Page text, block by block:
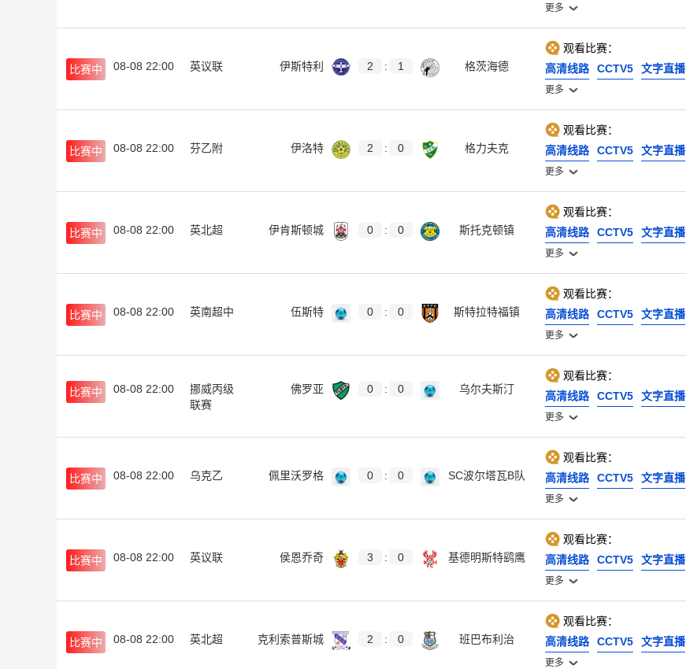
更多
比赛中 08-08 22:00 英议联 伊斯特利 2 : 1 格茨海德
观看比赛：
高清线路
CCTV5 文字直播
更多
比赛中 08-08 22:00 芬乙附 伊洛特 2 : 0 格力夫克
观看比赛：
高清线路
CCTV5 文字直播
更多
比赛中 08-08 22:00 英北超 伊肯斯顿城 0 : 0 斯托克顿镇
观看比赛：
高清线路
CCTV5 文字直播
更多
比赛中 08-08 22:00 英南超中 伍斯特 0 : 0 斯特拉特福镇
观看比赛：
高清线路
CCTV5 文字直播
更多
比赛中 08-08 22:00
挪威丙级
联赛
佛罗亚 0 : 0 乌尔夫斯汀
观看比赛：
高清线路
CCTV5 文字直播
更多
比赛中 08-08 22:00 乌克乙 佩里沃罗格 0 : 0 SC波尔塔瓦B队
观看比赛：
高清线路
CCTV5 文字直播
更多
比赛中 08-08 22:00 英议联 侯恩乔奇 3 : 0 基德明斯特鹞鹰
观看比赛：
高清线路
CCTV5 文字直播
更多
比赛中 08-08 22:00 英北超 克利索普斯城 2 : 0 班巴布利治
观看比赛：
高清线路
CCTV5 文字直播
更多